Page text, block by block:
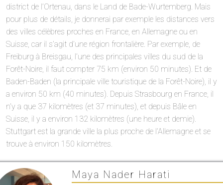
district de l’Ortenau, dans le Land de Bade-Wurtemberg. Mais
pour plus de détails, je donnerai par exemple les distances vers
des villes célèbres proches en France, en Allemagne ou en
Suisse, car il s’agit d’une région frontalière. Par exemple, de
Freiburg à Breisgau, l’une des principales villes du sud de la
Forêt-Noire, il faut compter 75 km (environ 50 minutes). Et de
Baden-Baden (la principale ville touristique de la Forêt-Noire), il y
a environ 50 km (40 minutes). Depuis Strasbourg en France, il
n’y a que 37 kilomètres (et 37 minutes), et depuis Bâle en
Suisse, il y a environ 132 kilomètres (une heure et demie).
Stuttgart est la grande ville la plus proche de l’Allemagne et se
trouve à environ 150 kilomètres.
Maya Nader Harati